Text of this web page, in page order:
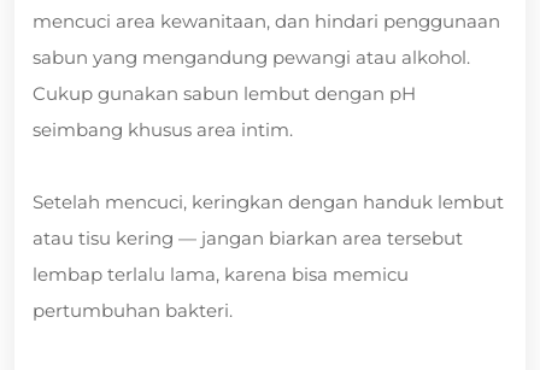
mencuci area kewanitaan, dan hindari penggunaan
sabun yang mengandung pewangi atau alkohol.
Cukup gunakan sabun lembut dengan pH
seimbang khusus area intim.
Setelah mencuci, keringkan dengan handuk lembut
atau tisu kering — jangan biarkan area tersebut
lembap terlalu lama, karena bisa memicu
pertumbuhan bakteri.